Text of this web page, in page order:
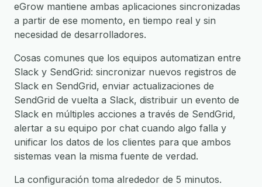
eGrow mantiene ambas aplicaciones sincronizadas
a partir de ese momento, en tiempo real y sin
necesidad de desarrolladores.
Cosas comunes que los equipos automatizan entre
Slack y SendGrid: sincronizar nuevos registros de
Slack en SendGrid, enviar actualizaciones de
SendGrid de vuelta a Slack, distribuir un evento de
Slack en múltiples acciones a través de SendGrid,
alertar a su equipo por chat cuando algo falla y
unificar los datos de los clientes para que ambos
sistemas vean la misma fuente de verdad.
La configuración toma alrededor de 5 minutos.